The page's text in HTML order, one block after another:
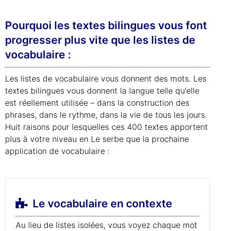
Pourquoi les textes bilingues vous font
progresser plus vite que les listes de
vocabulaire :
Les listes de vocabulaire vous donnent des mots. Les
textes bilingues vous donnent la langue telle qu'elle
est réellement utilisée – dans la construction des
phrases, dans le rythme, dans la vie de tous les jours.
Huit raisons pour lesquelles ces 400 textes apportent
plus à votre niveau en Le serbe que la prochaine
application de vocabulaire :
Le vocabulaire en contexte
Au lieu de listes isolées, vous voyez chaque mot